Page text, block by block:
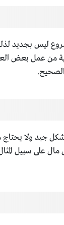
ليس بجديد
من عمل بعض
الصحيح.
جيد ولا